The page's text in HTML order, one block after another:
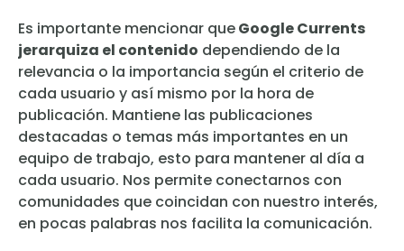
Es importante mencionar queGoogle Currents
jerarquiza el contenido dependiendo de la
relevancia o la importancia según el criterio de
cada usuario y así mismo por la hora de
publicación. Mantiene las publicaciones
destacadas o temas más importantes en un
equipo de trabajo, esto para mantener al día a
cada usuario. Nos permite conectarnos con
comunidades que coincidan con nuestro interés,
en pocas palabras nos facilita la comunicación.